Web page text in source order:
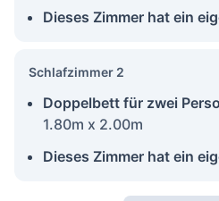
Dieses Zimmer hat ein
Schlafzimmer 2
Doppelbett für zwei
1.80m x 2.00m
Dieses Zimmer hat ein